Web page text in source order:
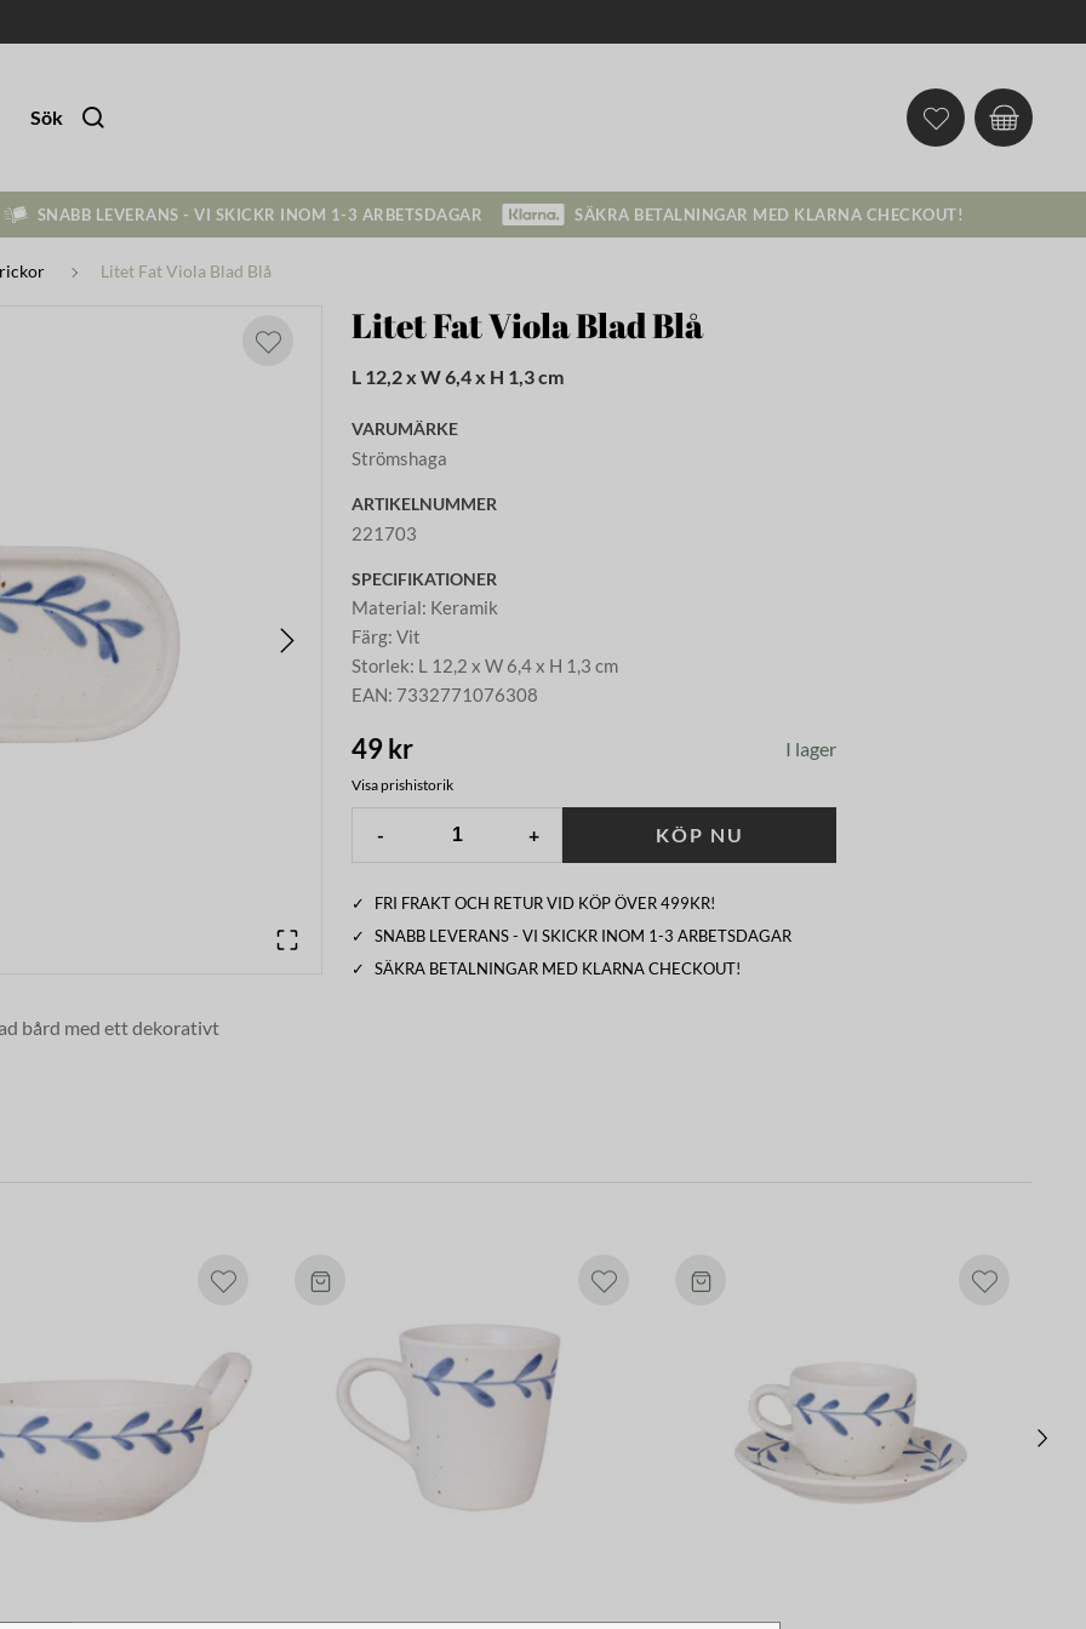
Sök
SNABB LEVERANS - VI SKICKR INOM 1-3 ARBETSDAGAR SÄKRA BETALNINGAR MED KLARNA CHECKOUT!
Litet Fat Viola Blad Blå
bård med ett dekorativt
för servering av tex. en
Litet Fat Viola Blad Blå
L 12,2 x W 6,4 x H 1,3 cm
VARUMÄRKE
Strömshaga
ARTIKELNUMMER
221703
SPECIFIKATIONER
Material: Keramik
Färg:Vit
Storlek: L 12,2 x W 6,4 x H 1,3 cm
EAN: 7332771076308
49 kr I lager
Visa prishistorik
- + KÖP NU
✓
FRI FRAKT OCH RETUR VID KÖP ÖVER 499KR!
✓
SNABB LEVERANS - VI SKICKR INOM 1-3 ARBETSDAGAR
✓
SÄKRA BETALNINGAR MED KLARNA CHECKOUT!